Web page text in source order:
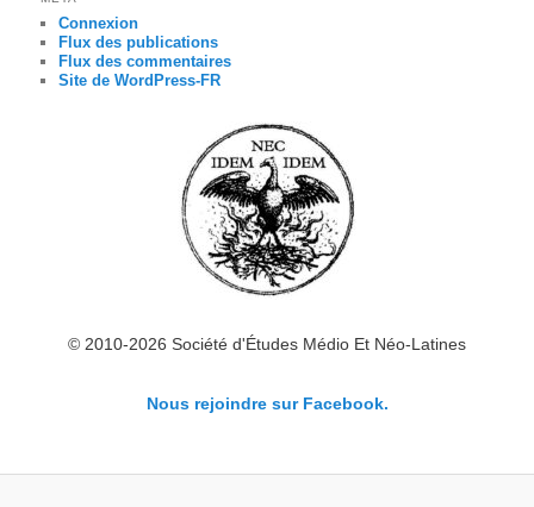
Connexion
Flux des publications
Flux des commentaires
Site de WordPress-FR
© 2010-2026 Société d'Études Médio Et Néo-Latines
Nous rejoindre sur Facebook.